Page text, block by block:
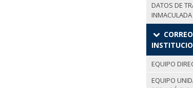
DATOS DE
EQUIPO
EQUIPO